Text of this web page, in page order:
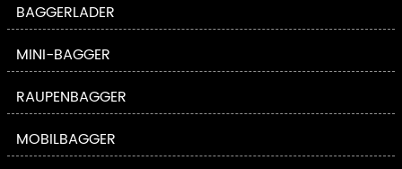
BAGGERLADER
MINI-BAGGER
RAUPENBAGGER
MOBILBAGGER